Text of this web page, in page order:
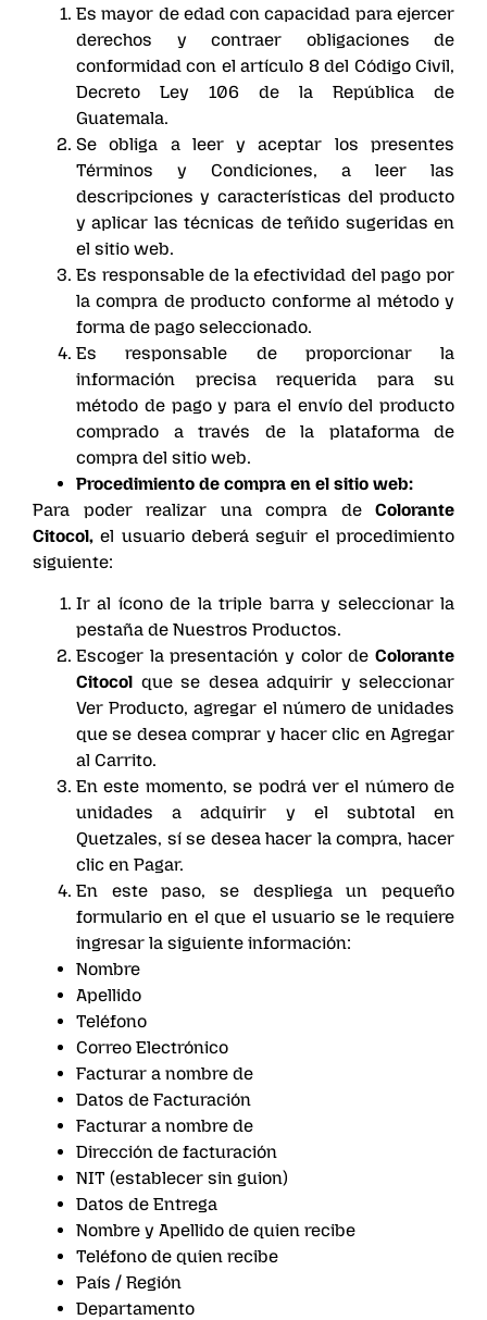
Es mayor de edad con capacidad para ejercer
derechos y contraer obligaciones de
conformidad con el artículo 8 del Código Civil,
Decreto Ley 106 de la República de
Guatemala.
Se obliga a leer y aceptar los presentes
Términos y Condiciones, a leer las
descripciones y características del producto
y aplicar las técnicas de teñido sugeridas en
el sitio web.
Es responsable de la efectividad del pago por
la compra de producto conforme al método y
forma de pago seleccionado.
Es responsable de proporcionar la
información precisa requerida para su
método de pago y para el envío del producto
comprado a través de la plataforma de
compra del sitio web.
Procedimiento de compra en el sitio web:
Para poder realizar una compra de Colorante
Citocol,el usuario deberá seguir el procedimiento
siguiente:
Ir al ícono de la triple barra y seleccionar la
pestaña de Nuestros Productos.
Escoger la presentación y color de Colorante
Citocol que se desea adquirir y seleccionar
Ver Producto, agregar el número de unidades
que se desea comprar y hacer clic en Agregar
al Carrito.
En este momento, se podrá ver el número de
unidades a adquirir y el subtotal en
Quetzales, sí se desea hacer la compra, hacer
clic en Pagar.
En este paso, se despliega un pequeño
formulario en el que el usuario se le requiere
ingresar la siguiente información:
Nombre
Apellido
Teléfono
Correo Electrónico
Facturar a nombre de
Datos de Facturación
Facturar a nombre de
Dirección de facturación
NIT (establecer sin guion)
Datos de Entrega
Nombre y Apellido de quien recibe
Teléfono de quien recibe
País / Región
Departamento